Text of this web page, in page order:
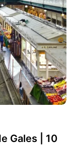
Gales | 10